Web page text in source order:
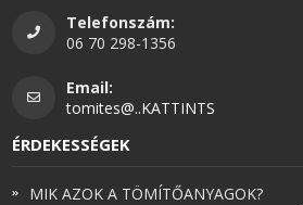
Telefonszám:
06 70 298-1356
Email:
tomites@..KATTINTS
ÉRDEKESSÉGEK
MIK AZOK A TÖMÍTŐANYAGOK?